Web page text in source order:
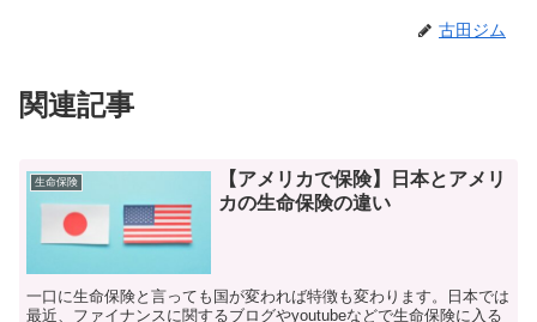
古田ジム
関連記事
生命保険
【アメリカで保険】日本とアメリ
カの生命保険の違い
一口に生命保険と言っても国が変われば特徴も変わります。日本では
最近、ファイナンスに関するブログやyoutubeなどで生命保険に入る